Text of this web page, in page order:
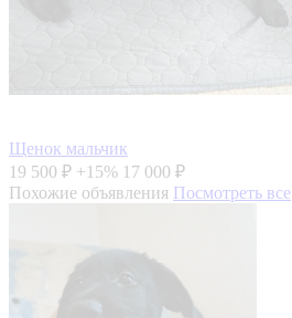
Щенок мальчик
19 500 ₽ +15% 17 000 ₽
Похожие объявления Посмотреть все